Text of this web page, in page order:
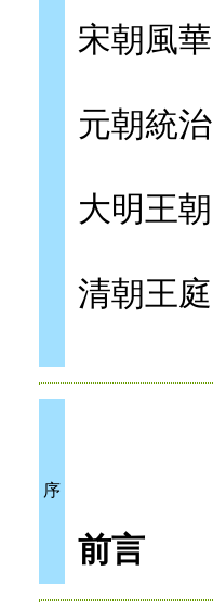
宋朝風華
元朝統治
大明王朝
清朝王庭
序
前言